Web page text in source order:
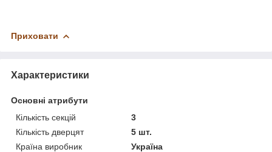
Приховати
Характеристики
Основні атрибути
Кількість секцій
3
Кількість дверцят
5 шт.
Країна виробник
Україна